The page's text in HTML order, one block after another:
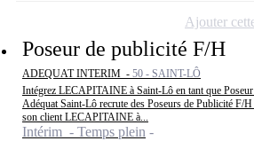
Poseur de publicité F/H
ADEQUAT INTERIM - 50 - SAINT-LÔ
Intégrez LECAPITAINE à Saint-Lô en tant que
Adéquat Saint-Lô recrute des Poseurs de Publicité F/
son client LECAPITAINE à...
Intérim - Temps plein
Ajouter